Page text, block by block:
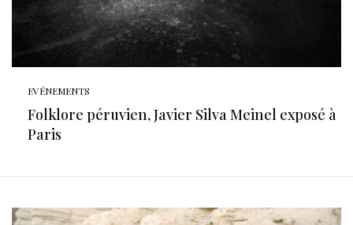
EVÉNEMENTS
Folklore péruvien, Javier Silva Meinel exposé à
Paris